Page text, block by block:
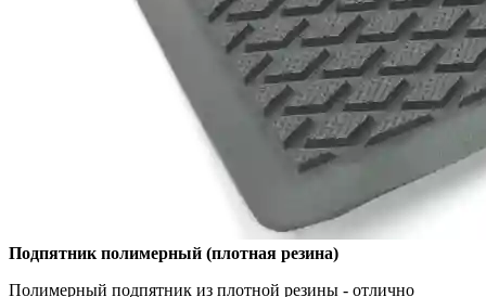
Подпятник полимерный (плотная резина)
Полимерный подпятник из плотной резины - отлично